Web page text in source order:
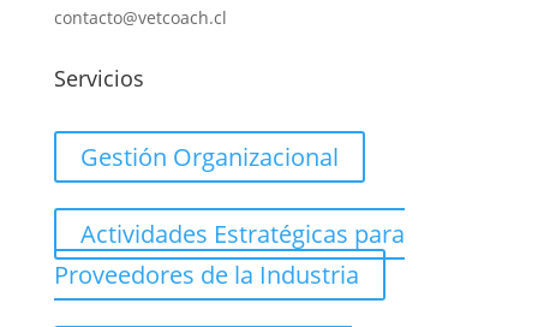
contacto@vetcoach.cl
Servicios
Gestión Organizacional
Actividades Estratégicas para
Proveedores de la Industria